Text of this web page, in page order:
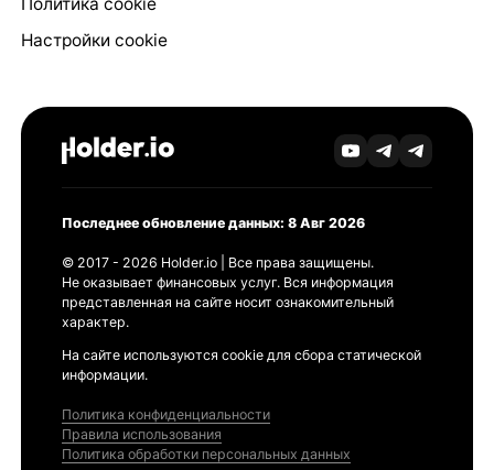
Политика cookie
Настройки cookie
Последнее обновление данных: 8 Авг 2026
© 2017 - 2026 Holder.io | Все права защищены.
Не оказывает финансовых услуг. Вся информация
представленная на сайте носит ознакомительный
характер.
На сайте используются cookie для сбора статической
информации.
Политика конфиденциальности
Правила использования
Политика обработки персональных данных